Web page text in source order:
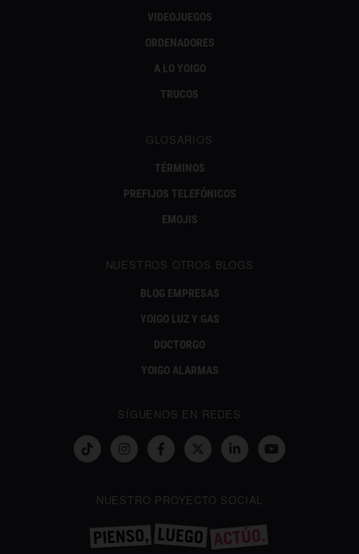
VIDEOJUEGOS
ORDENADORES
A LO YOIGO
TRUCOS
GLOSARIOS
TÉRMINOS
PREFIJOS TELEFÓNICOS
EMOJIS
NUESTROS OTROS BLOGS
BLOG EMPRESAS
YOIGO LUZ Y GAS
DOCTORGO
YOIGO ALARMAS
SÍGUENOS EN REDES
NUESTRO PROYECTO SOCIAL